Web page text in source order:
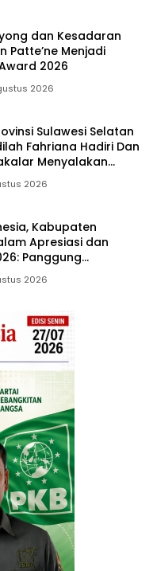
dan Kesadaran
Patte’ne Menjadi
2026
2026
Sulawesi Selatan
Fahriana Hadiri Dan
Menyalakan
Melalui Malam
Award 2026
2026
Kabupaten
Apresiasi dan
Panggung
Pelayan Publik
2026